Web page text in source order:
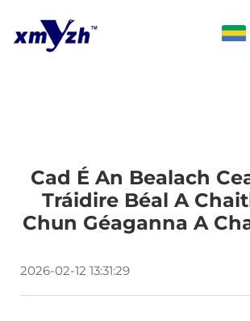
Cad É An Bealach
Tráidire Béal A
Chun Géaganna A
2026-02-12 13:31:29